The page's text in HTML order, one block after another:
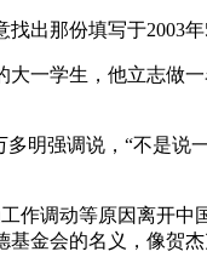
找出那份填写于2003
一学生，他立志做
多明强调说，“不是
作调动等原因离开中
金会的名义，像贺